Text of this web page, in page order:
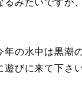
年の水中は黒潮
遊びに来て下さ